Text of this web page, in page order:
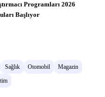
Programları 2026
Başlıyor
Sağlık Otomobil
Magazin